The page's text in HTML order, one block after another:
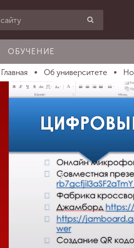
ОБУЧЕНИЕ
Главная Об университете